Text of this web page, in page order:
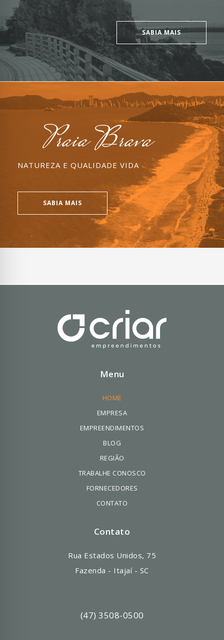
SABIA MAIS
Praia Brava
NATUREZA E QUALIDADE VIDA
SABIA MAIS
Menu
HOME
EMPRESA
EMPREENDIMENTOS
BLOG
REGIÃO
TRABALHE CONOSCO
FORNECEDORES
CONTATO
Contato
Rua Estados Unidos, 75
Fazenda - Itajaí - SC
(47) 3508-0500